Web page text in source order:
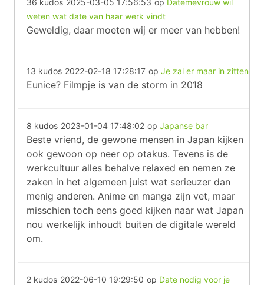
36 kudos 2025-03-05 17:56:53 op Datemevrouw wil
weten wat date van haar werk vindt
Geweldig, daar moeten wij er meer van hebben!
13 kudos 2022-02-18 17:28:17 op Je zal er maar in zitten
Eunice? Filmpje is van de storm in 2018
8 kudos 2023-01-04 17:48:02 op Japanse bar
Beste vriend, de gewone mensen in Japan kijken
ook gewoon op neer op otakus. Tevens is de
werkcultuur alles behalve relaxed en nemen ze
zaken in het algemeen juist wat serieuzer dan
menig anderen. Anime en manga zijn vet, maar
misschien toch eens goed kijken naar wat Japan
nou werkelijk inhoudt buiten de digitale wereld
om.
2 kudos 2022-06-10 19:29:50 op Date nodig voor je